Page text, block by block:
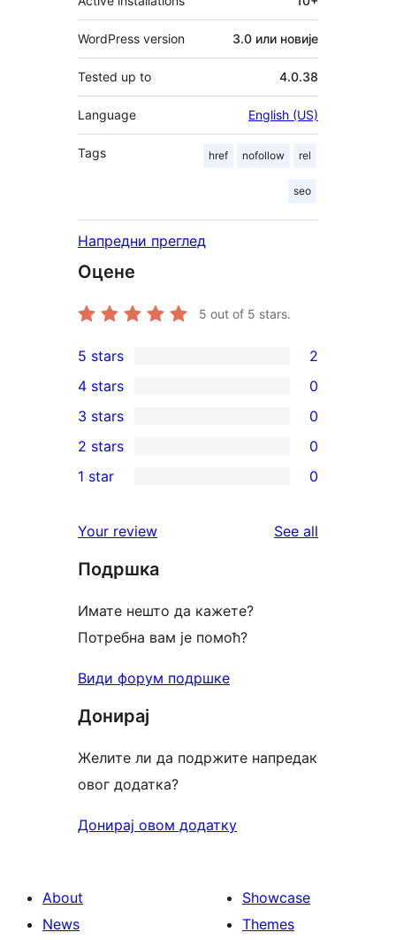
WordPress version 3.0 или новије
Tested up to 4.0.38
Language English (US)
Tags href nofollow rel
seo
Напредни преглед
Оцене
5 out of 5 stars.
2
5-
star
reviews
5 stars 2
4-
star
reviews
4 stars 0
0
3-
star
3 stars 0
2-
reviews
2 stars 0
star
reviews
1 star 0
Your review See all
Подршка
Имате нешто да кажете?
Потребна вам је помоћ?
Види форум подршке
Донирај
Желите ли да подржите напредак
овог додатка?
Донирај овом додатку
About
News
Showcase
Themes